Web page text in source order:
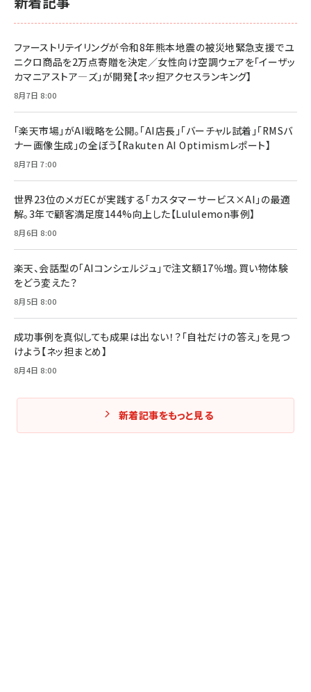
ファーストリテイリングが令和8年熊本地震の被災地緊急支援でユ
ニクロ商品を2万点寄贈を決定／女性向け空調ウェアを「イーザッ
カマニアストア―ズ」が開発【ネッ担アクセスランキング】
8月7日 8:00
「楽天市場」がAI戦略を公開。「AI店長」「バーチャル試着」「RMSバ
ナー画像生成」の全ぼう【Rakuten AI Optimismレポート】
8月7日 7:00
世界23位のメガECが実践する「カスタマーサービス×AI」の最適
解。3年で顧客満足度144%向上した【Lululemon事例】
8月6日 8:00
楽天、会話型の「AIコンシェルジュ」で注文額17％増。買い物体験
をどう変えた？
8月5日 8:00
成功事例を真似しても成果は出ない！？「自社だけの答え」を見つ
けよう【ネッ担まとめ】
8月4日 8:00
新着記事をもっと見る